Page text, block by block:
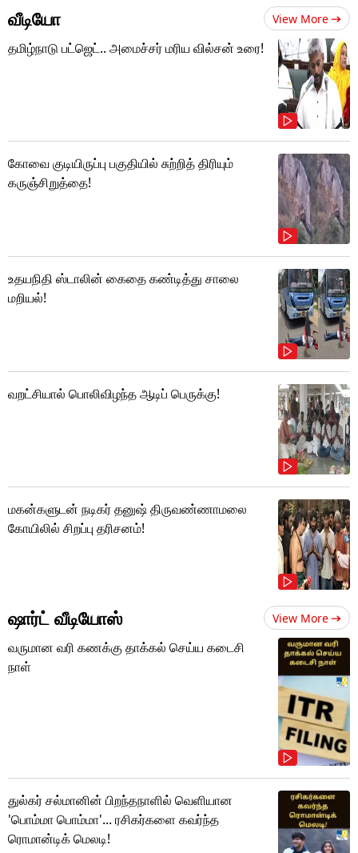
வீடியோ View More
தமிழ்நாடு பட்ஜெட்.. அமைச்சர் மரிய வில்சன் உரை!
கோவை குடியிருப்பு பகுதியில் சுற்றித் திரியும்
கருஞ்சிறுத்தை!
உதயநிதி ஸ்டாலின் கைதை கண்டித்து சாலை
மறியல்!
வறட்சியால் பொலிவிழந்த ஆடிப் பெருக்கு!
மகன்களுடன் நடிகர் தனுஷ் திருவண்ணாமலை
கோயிலில் சிறப்பு தரிசனம்!
ஷார்ட் வீடியோஸ் View More
வருமான வரி கணக்கு தாக்கல் செய்ய கடைசி
நாள்
துல்கர் சல்மானின் பிறந்தநாளில் வெளியான
'பொம்மா பொம்மா'... ரசிகர்களை கவர்ந்த
ரொமான்டிக் மெலடி!